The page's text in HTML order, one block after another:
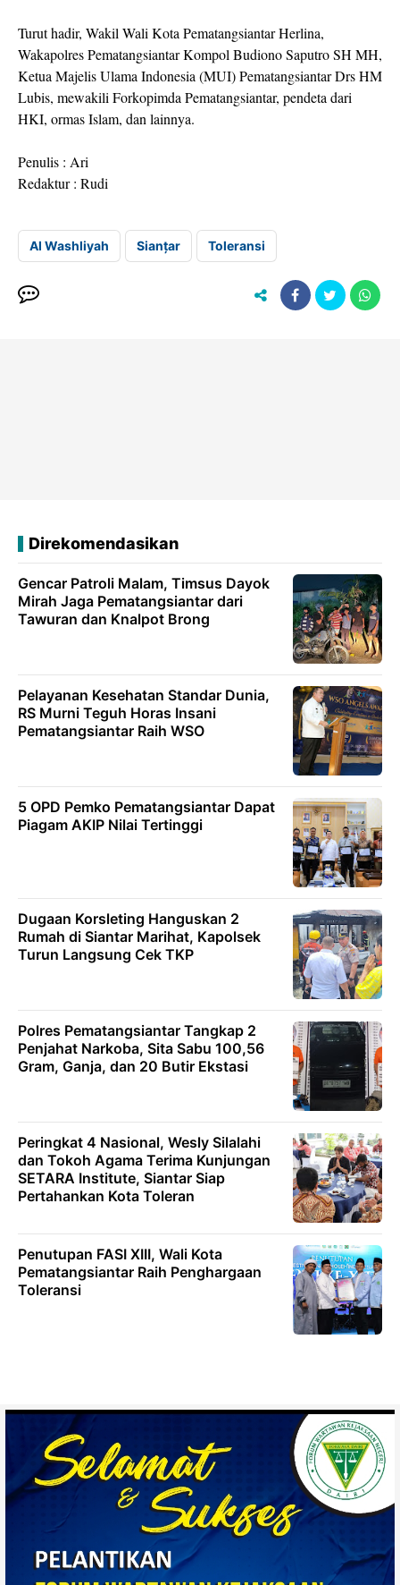
Turut hadir, Wakil Wali Kota Pematangsiantar Herlina,
Wakapolres Pematangsiantar Kompol Budiono Saputro SH MH,
Ketua Majelis Ulama Indonesia (MUI) Pematangsiantar Drs HM
Lubis, mewakili Forkopimda Pematangsiantar, pendeta dari
HKI, ormas Islam, dan lainnya.
Penulis : Ari
Redaktur : Rudi
Al Washliyah Sianțar Toleransi
Direkomendasikan
Gencar Patroli Malam, Timsus Dayok
Mirah Jaga Pematangsiantar dari
Tawuran dan Knalpot Brong
Pelayanan Kesehatan Standar Dunia,
RS Murni Teguh Horas Insani
Pematangsiantar Raih WSO
5 OPD Pemko Pematangsiantar Dapat
Piagam AKIP Nilai Tertinggi
Dugaan Korsleting Hanguskan 2
Rumah di Siantar Marihat, Kapolsek
Turun Langsung Cek TKP
Polres Pematangsiantar Tangkap 2
Penjahat Narkoba, Sita Sabu 100,56
Gram, Ganja, dan 20 Butir Ekstasi
Peringkat 4 Nasional, Wesly Silalahi
dan Tokoh Agama Terima Kunjungan
SETARA Institute, Siantar Siap
Pertahankan Kota Toleran
Penutupan FASI XIII, Wali Kota
Pematangsiantar Raih Penghargaan
Toleransi